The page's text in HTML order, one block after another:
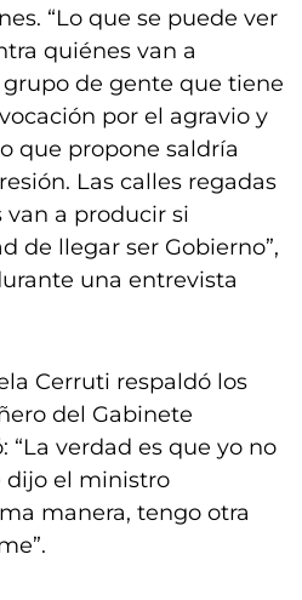
“Lo que se puede ver
quiénes van a
de gente que tiene
por el agravio y
que propone saldría
Las calles regadas
a producir si
de llegar ser Gobierno”,
una entrevista
Cerruti respaldó los
del Gabinete
“La verdad es que yo no
dijo el ministro
manera, tengo otra